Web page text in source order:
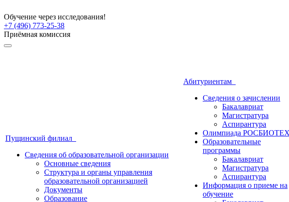
Обучение через исследования!
+7 (496) 773-25-38
Приёмная комиссия
Пущинский филиал
Сведения об образовательной организации
Основные сведения
Структура и органы управления
образовательной организацией
Документы
Образование
Абитуриентам
Сведения о зачислении
Бакалавриат
Магистратура
Аспирантура
Олимпиада РОСБИОТЕХ
Образовательные
программы
Бакалавриат
Магистратура
Аспирантура
Информация о приеме на
обучение